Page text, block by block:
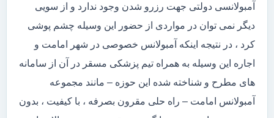
آمبولانسی دولتی جهت رزرو شدن وجود ندارد و از سویی
دیگر نمی توان در مواردی از حضور این وسیله چشم پوشی
کرد ، در نتیجه اینکه آمبولانس خصوصی در شهر امامت و
اجاره این وسیله به همراه تیم پزشکی مسقر در آن از سامانه
های مطرح و شناخته شده این حوزه – مانند مجموعه
آمبولانس امامت – راه حلی مقرون بصرفه ، با کیفیت ، بدون